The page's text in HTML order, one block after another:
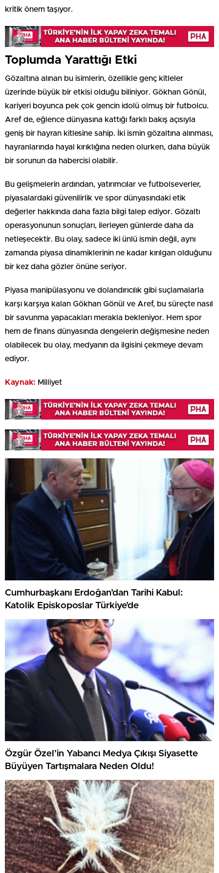
kritik önem taşıyor.
Toplumda Yarattığı Etki
Gözaltına alınan bu isimlerin, özellikle genç kitleler
üzerinde büyük bir etkisi olduğu biliniyor. Gökhan Gönül,
kariyeri boyunca pek çok gencin idolü olmuş bir futbolcu.
Aref de, eğlence dünyasına kattığı farklı bakış açısıyla
geniş bir hayran kitlesine sahip. İki ismin gözaltına alınması,
hayranlarında hayal kırıklığına neden olurken, daha büyük
bir sorunun da habercisi olabilir.
Bu gelişmelerin ardından, yatırımcılar ve futbolseverler,
piyasalardaki güvenilirlik ve spor dünyasındaki etik
değerler hakkında daha fazla bilgi talep ediyor. Gözaltı
operasyonunun sonuçları, ilerleyen günlerde daha da
netleşecektir. Bu olay, sadece iki ünlü ismin değil, aynı
zamanda piyasa dinamiklerinin ne kadar kırılgan olduğunu
bir kez daha gözler önüne seriyor.
Piyasa manipülasyonu ve dolandırıcılık gibi suçlamalarla
karşı karşıya kalan Gökhan Gönül ve Aref, bu süreçte nasıl
bir savunma yapacakları merakla bekleniyor. Hem spor
hem de finans dünyasında dengelerin değişmesine neden
olabilecek bu olay, medyanın da ilgisini çekmeye devam
ediyor.
Kaynak: Milliyet
Cumhurbaşkanı Erdoğan’dan Tarihi Kabul:
Katolik Episkoposlar Türkiye’de
Özgür Özel’in Yabancı Medya Çıkışı Siyasette
Büyüyen Tartışmalara Neden Oldu!